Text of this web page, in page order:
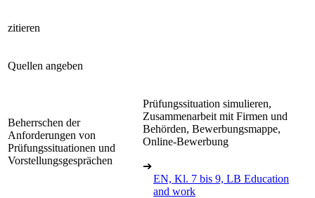
zitieren
Quellen angeben
Beherrschen der
Anforderungen von
Prüfungssituationen und
Vorstellungsgesprächen
Prüfungssituation simulieren,
Zusammenarbeit mit Firmen und
Behörden, Bewerbungsmappe,
Online-Bewerbung
➔
EN, Kl. 7 bis 9, LB Education
and work